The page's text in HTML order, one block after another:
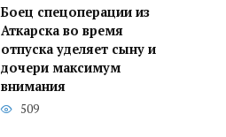
Боец спецоперации из
Аткарска во время
отпуска уделяет сыну и
дочери максимум
внимания
509